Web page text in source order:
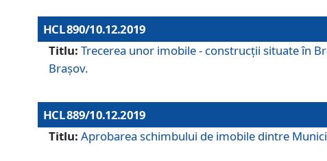
HCL 890/10.12.2019
Titlu: Trecerea unor imobile - construcții situate în
Brașov.
HCL 889/10.12.2019
Titlu: Aprobarea schimbului de imobile dintre